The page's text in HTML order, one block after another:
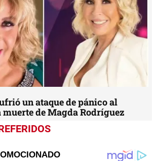
un ataque de pánico al
muerte de Magda Rodríguez